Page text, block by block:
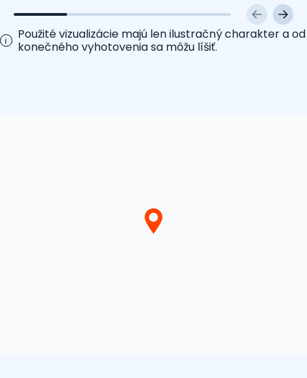
i
Použité vizualizácie majú len ilustračný charakter a od
konečného vyhotovenia sa môžu líšiť.